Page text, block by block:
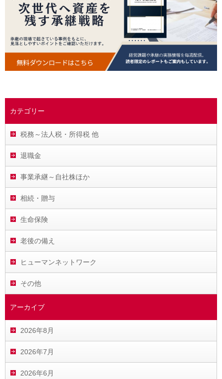
カテゴリー
税務～法人税・所得税 他
退職金
事業承継～自社株ほか
相続・贈与
生命保険
老後の備え
ヒューマンネットワーク
その他
アーカイブ
2026年8月
2026年7月
2026年6月